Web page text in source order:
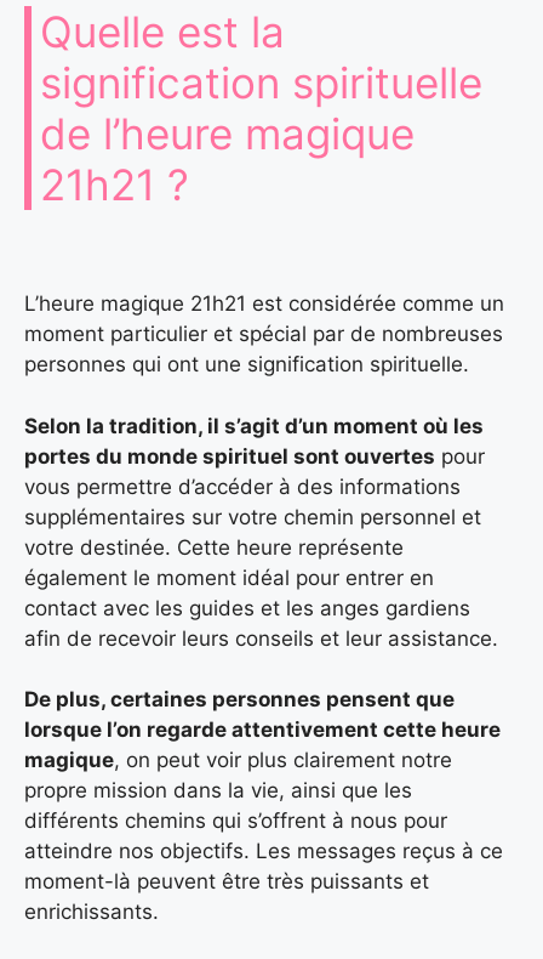
Quelle est la
signification spirituelle
de l’heure magique
21h21 ?
L’heure magique 21h21 est considérée comme un
moment particulier et spécial par de nombreuses
personnes qui ont une signification spirituelle.
Selon la tradition, il s’agit d’un moment où les
portes du monde spirituel sont ouvertes pour
vous permettre d’accéder à des informations
supplémentaires sur votre chemin personnel et
votre destinée. Cette heure représente
également le moment idéal pour entrer en
contact avec les guides et les anges gardiens
afin de recevoir leurs conseils et leur assistance.
De plus, certaines personnes pensent que
lorsque l’on regarde attentivement cette heure
magique, on peut voir plus clairement notre
propre mission dans la vie, ainsi que les
différents chemins qui s’offrent à nous pour
atteindre nos objectifs. Les messages reçus à ce
moment-là peuvent être très puissants et
enrichissants.